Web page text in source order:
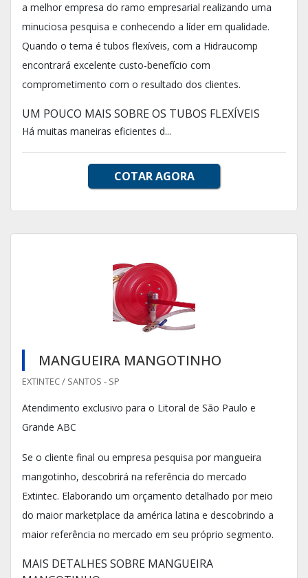
a melhor empresa do ramo empresarial realizando uma
minuciosa pesquisa e conhecendo a líder em qualidade.
Quando o tema é tubos flexíveis, com a Hidraucomp
encontrará excelente custo-benefício com
comprometimento com o resultado dos clientes.
UM POUCO MAIS SOBRE OS TUBOS FLEXÍVEIS
Há muitas maneiras eficientes d...
COTAR AGORA
MANGUEIRA MANGOTINHO
EXTINTEC / SANTOS - SP
Atendimento exclusivo para o Litoral de São Paulo e
Grande ABC
Se o cliente final ou empresa pesquisa por mangueira
mangotinho, descobrirá na referência do mercado
Extintec. Elaborando um orçamento detalhado por meio
do maior marketplace da américa latina e descobrindo a
maior referência no mercado em seu próprio segmento.
MAIS DETALHES SOBRE MANGUEIRA